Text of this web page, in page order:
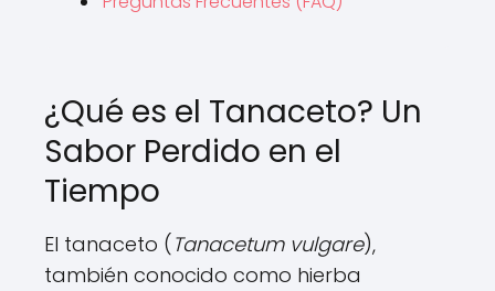
¿Qué es el Tanaceto? Un
Sabor Perdido en el
Tiempo
El tanaceto ( Tanacetum vulgare),
también conocido como hierba